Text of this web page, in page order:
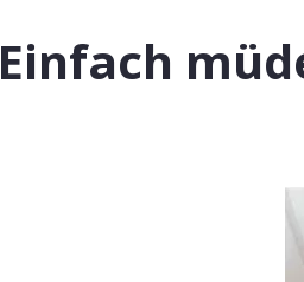
Einfach